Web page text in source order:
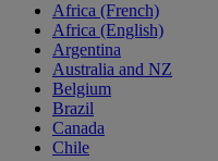
Africa (French)
Africa (English)
Argentina
Australia and NZ
Belgium
Brazil
Canada
Chile